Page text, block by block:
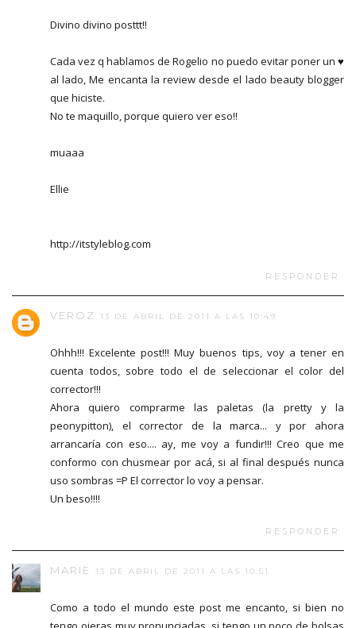
Divino divino posttt!!
Cada vez q hablamos de Rogelio no puedo evitar poner un ♥
al lado, Me encanta la review desde el lado beauty blogger
que hiciste.
No te maquillo, porque quiero ver eso!!
muaaa
Ellie
http://itstyleblog.com
RESPONDER
VEROZ 13 DE ABRIL DE 2011 A LAS 10:49
Ohhh!!! Excelente post!!! Muy buenos tips, voy a tener en
cuenta todos, sobre todo el de seleccionar el color del
corrector!!!
Ahora quiero comprarme las paletas (la pretty y la
peonypitton), el corrector de la marca... y por ahora
arrancaría con eso.... ay, me voy a fundir!!! Creo que me
conformo con chusmear por acá, si al final después nunca
uso sombras =P El corrector lo voy a pensar.
Un beso!!!!
RESPONDER
MARIE 13 DE ABRIL DE 2011 A LAS 10:51
Como a todo el mundo este post me encanto, si bien no